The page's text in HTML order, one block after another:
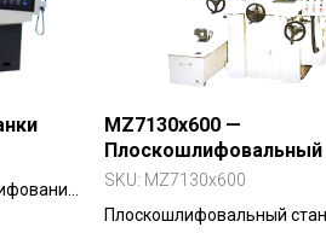
MZ7130x600 —
Плоскошлифовальный
SKU: MZ7130x600
Плоскошлифовальный